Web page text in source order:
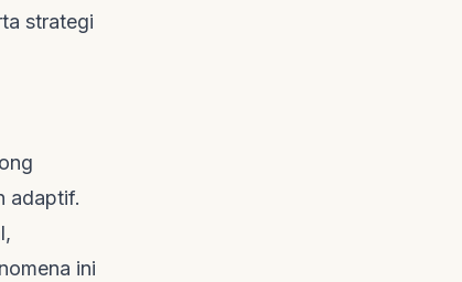
strategi
adaptif.
ini